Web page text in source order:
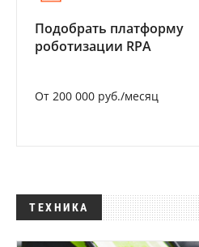
Подобрать платформу
роботизации RPA
От 200 000 руб./месяц
ТЕХНИКА